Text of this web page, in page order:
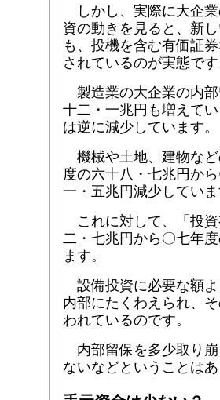
しかし、実際に大企
資の動きを見ると、新
も、投機を含む有価証
されているのが実態で
製造業の大企業の内
十二・一兆円も増えて
は逆に減少しています。
機械や土地、建物な
度の六十八・七兆円か
一・五兆円減少してい
これに対して、「投
二・七兆円から〇七年
ます。
設備投資に必要な額
内部にたくわえられ、
われているのです。
内部留保を多少取り
ないなどということは